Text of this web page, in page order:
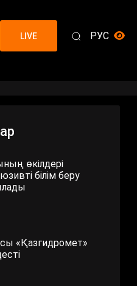
LIVE РУС
өкілдері
білім беру
«Қазгидромет»